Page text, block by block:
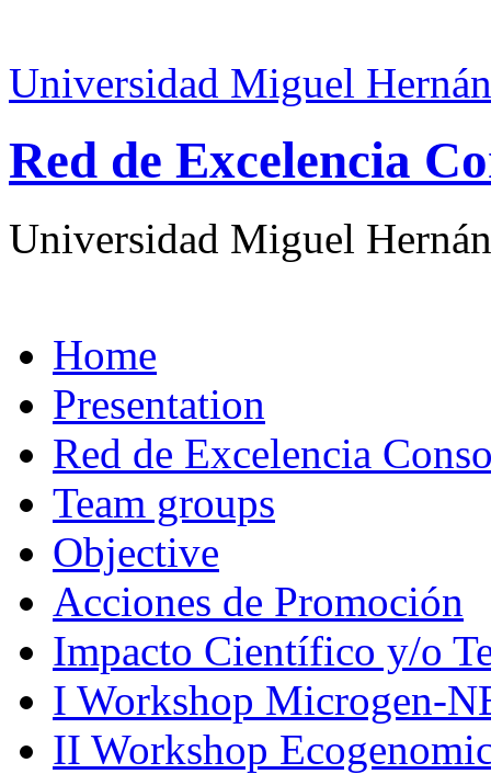
Universidad Miguel
Red de Excelencia
Universidad Miguel
Home
Presentation
Red de Excelencia
Team groups
Objective
Acciones de Promoción
Impacto Científico y/o
I Workshop Microgen-
II Workshop